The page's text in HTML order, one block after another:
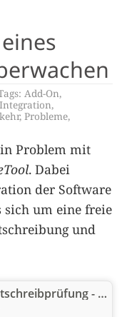
Add-On,
Integration,
, Probleme,
Problem mit
. Dabei
der Software
sich um eine freie
und
Grammatik- und Rechtschreibprüfung - LanguageTool